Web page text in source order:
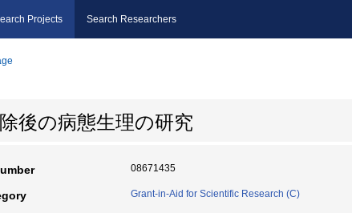
Projects Search Researchers
後の病態生理の研究
08671435
Grant-in-Aid for Scientific Research (C)